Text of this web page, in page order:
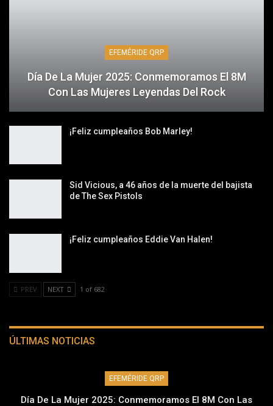
EFEMÉRIDE QRP
Día De La Mujer 2025: Conmemoramos El 8M
Con Las Mujeres Leyendas Del Rock
¡Feliz cumpleaños Bob Marley!
Sid Vicious, a 46 años de la muerte del bajista
de The Sex Pistols
¡Feliz cumpleaños Eddie Van Halen!
PREV NEXT 1 of 682
ÚLTIMAS NOTICIAS
EFEMÉRIDE QRP
Día De La Mujer 2025: Conmemoramos El 8M Con Las